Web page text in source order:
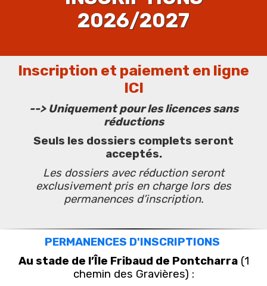
2026/2027
Inscription et paiement en ligne
ICI
--> Uniquement pour les licences sans
réductions
Seuls les dossiers complets seront
acceptés.
Les dossiers avec réduction seront
exclusivement pris en charge lors des
permanences d’inscription.
PERMANENCES D'INSCRIPTIONS
Au stade de l’Île Fribaud de Pontcharra(1
chemin des Gravières) :